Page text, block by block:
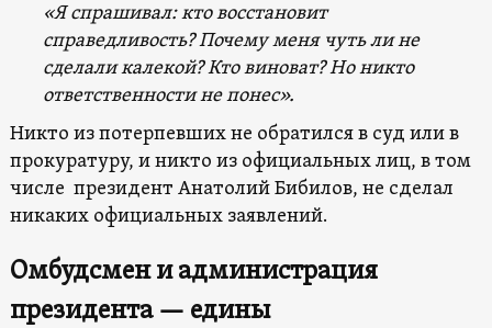
«Я спрашивал: кто восстановит
справедливость? Почему меня чуть ли не
сделали калекой? Кто виноват? Но никто
ответственности не понес».
Никто из потерпевших не обратился в суд или в
прокуратуру, и никто из официальных лиц, в том
числе президент Анатолий Бибилов, не сделал
никаких официальных заявлений.
Омбудсмен и администрация
президента — едины